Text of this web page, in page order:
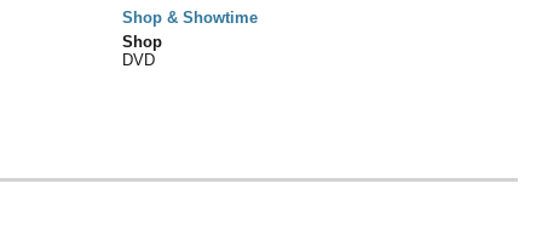
Shop & Showtime
Shop
DVD